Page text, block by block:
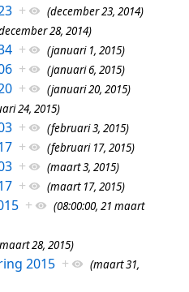
+ (december 23, 2014)
28, 2014)
+ (januari 1, 2015)
+ (januari 6, 2015)
+ (januari 20, 2015)
24, 2015)
+ (februari 3, 2015)
+ (februari 17, 2015)
+ (maart 3, 2015)
+ (maart 17, 2015)
+
(08:00:00, 21 maart
28, 2015)
2015 +
(maart 31,